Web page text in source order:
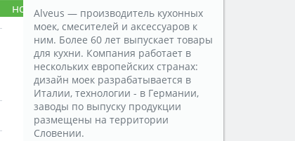
Alveus — производитель кухонных
моек, смесителей и аксессуаров к
ним. Более 60 лет выпускает товары
для кухни. Компания работает в
нескольких европейских странах:
дизайн моек разрабатывается в
Италии, технологии - в Германии,
заводы по выпуску продукции
размещены на территории
Словении.